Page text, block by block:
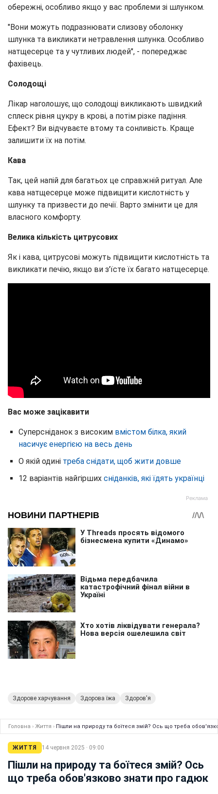
обережні, особливо якщо у вас проблеми зі шлунком.
"Вони можуть подразнювати слизову оболонку
шлунка та викликати нетравлення шлунка. Особливо
натщесерце та у чутливих людей", - попереджає
фахівець.
Солодощі
Лікар наголошує, що солодощі викликають швидкий
сплеск рівня цукру в крові, а потім різке падіння.
Ефект? Ви відчуваєте втому та сонливість. Краще
залишити їх на потім.
Кава
Так, цей напій для багатьох це справжній ритуал. Але
кава натщесерце може підвищити кислотність у
шлунку та призвести до печії. Варто змінити це для
власного комфорту.
Велика кількість цитрусових
Як і кава, цитрусові можуть підвищити кислотність та
викликати печію, якщо ви з'їсте їх багато натщесерце.
Вас може зацікавити
Суперсніданок з високим вмістом білка, який
насичує енергією на весь день
О якій одині треба снідати, щоб жити довше
12 варіантів найгірших сніданків, які їдять українці
Здорове харчування Здорова їжа Здоров'я
Головна › Життя › Пішли на природу та боїтеся змій? Ось що треба
ЖИТТЯ 14 червня 2025 · 09:00
Пішли на природу та боїтеся змій? Ось
що треба обов'язково знати про гадюк